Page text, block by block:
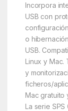
Incorpora
USB con
o
USB.
Linux y Mac.
y
ficheros/
Mac gratuito
La serie